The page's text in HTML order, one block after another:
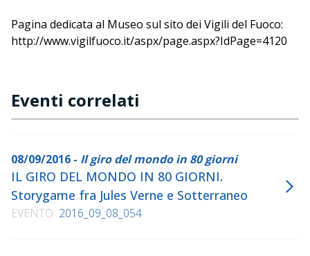
recuperato uno spazio in precedenza semi
abbandonato.
Pagina dedicata al Museo sul sito dei Vigili del Fuoco:
http://www.vigilfuoco.it/aspx/page.aspx?IdPage=4120
Eventi correlati
08/09/2016 - Il giro del mondo in 80 giorni
IL GIRO DEL MONDO IN 80 GIORNI.
Storygame fra Jules Verne e Sotterraneo
EVENTO 2016_09_08_054